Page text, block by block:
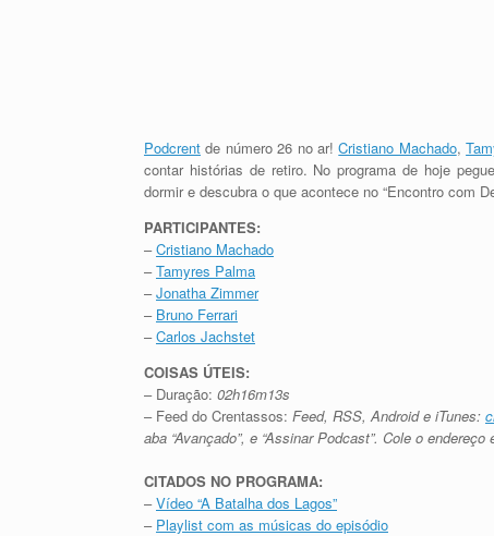
Podcrent de número 26 no ar!Cristiano Machado,
contar histórias de retiro. No programa de hoje
dormir e descubra o que acontece no “Encontro com
PARTICIPANTES:
–Cristiano Machado
–Tamyres Palma
–Jonatha Zimmer
– Bruno Ferrari
–Carlos Jachstet
COISAS ÚTEIS:
– Duração: 02h16m13s
– Feed do Crentassos: Feed, RSS, Android e iTunes:
aba “Avançado”, e “Assinar Podcast”. Cole o
CITADOS NO PROGRAMA:
–Vídeo “A Batalha dos Lagos”
– Playlist com as músicas do episódio